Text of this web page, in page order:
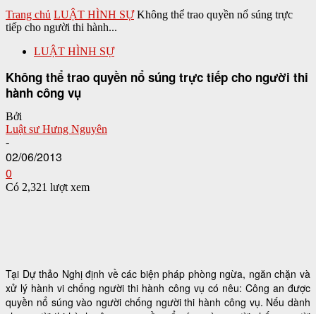
Trang chủ LUẬT HÌNH SỰ Không thể trao quyền nổ súng trực
tiếp cho người thi hành...
LUẬT HÌNH SỰ
Không thể trao quyền nổ súng trực tiếp cho người thi
hành công vụ
Bởi
Luật sư Hưng Nguyên
-
02/06/2013
0
Có 2,321 lượt xem
Tại Dự thảo Nghị định về các biện pháp phòng ngừa, ngăn chặn và
xử lý hành vi chống người thi hành công vụ có nêu: Công an được
quyền nổ súng vào người chống người thi hành công vụ. Nếu dành